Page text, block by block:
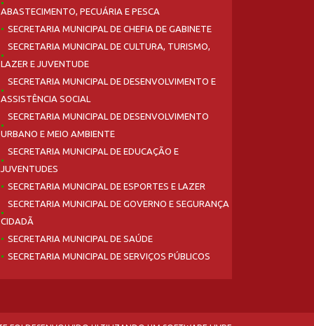
ABASTECIMENTO, PECUÁRIA E PESCA
SECRETARIA MUNICIPAL DE CHEFIA DE GABINETE
SECRETARIA MUNICIPAL DE CULTURA, TURISMO,
LAZER E JUVENTUDE
SECRETARIA MUNICIPAL DE DESENVOLVIMENTO E
ASSISTÊNCIA SOCIAL
SECRETARIA MUNICIPAL DE DESENVOLVIMENTO
URBANO E MEIO AMBIENTE
SECRETARIA MUNICIPAL DE EDUCAÇÃO E
JUVENTUDES
SECRETARIA MUNICIPAL DE ESPORTES E LAZER
SECRETARIA MUNICIPAL DE GOVERNO E SEGURANÇA
CIDADÃ
SECRETARIA MUNICIPAL DE SAÚDE
SECRETARIA MUNICIPAL DE SERVIÇOS PÚBLICOS